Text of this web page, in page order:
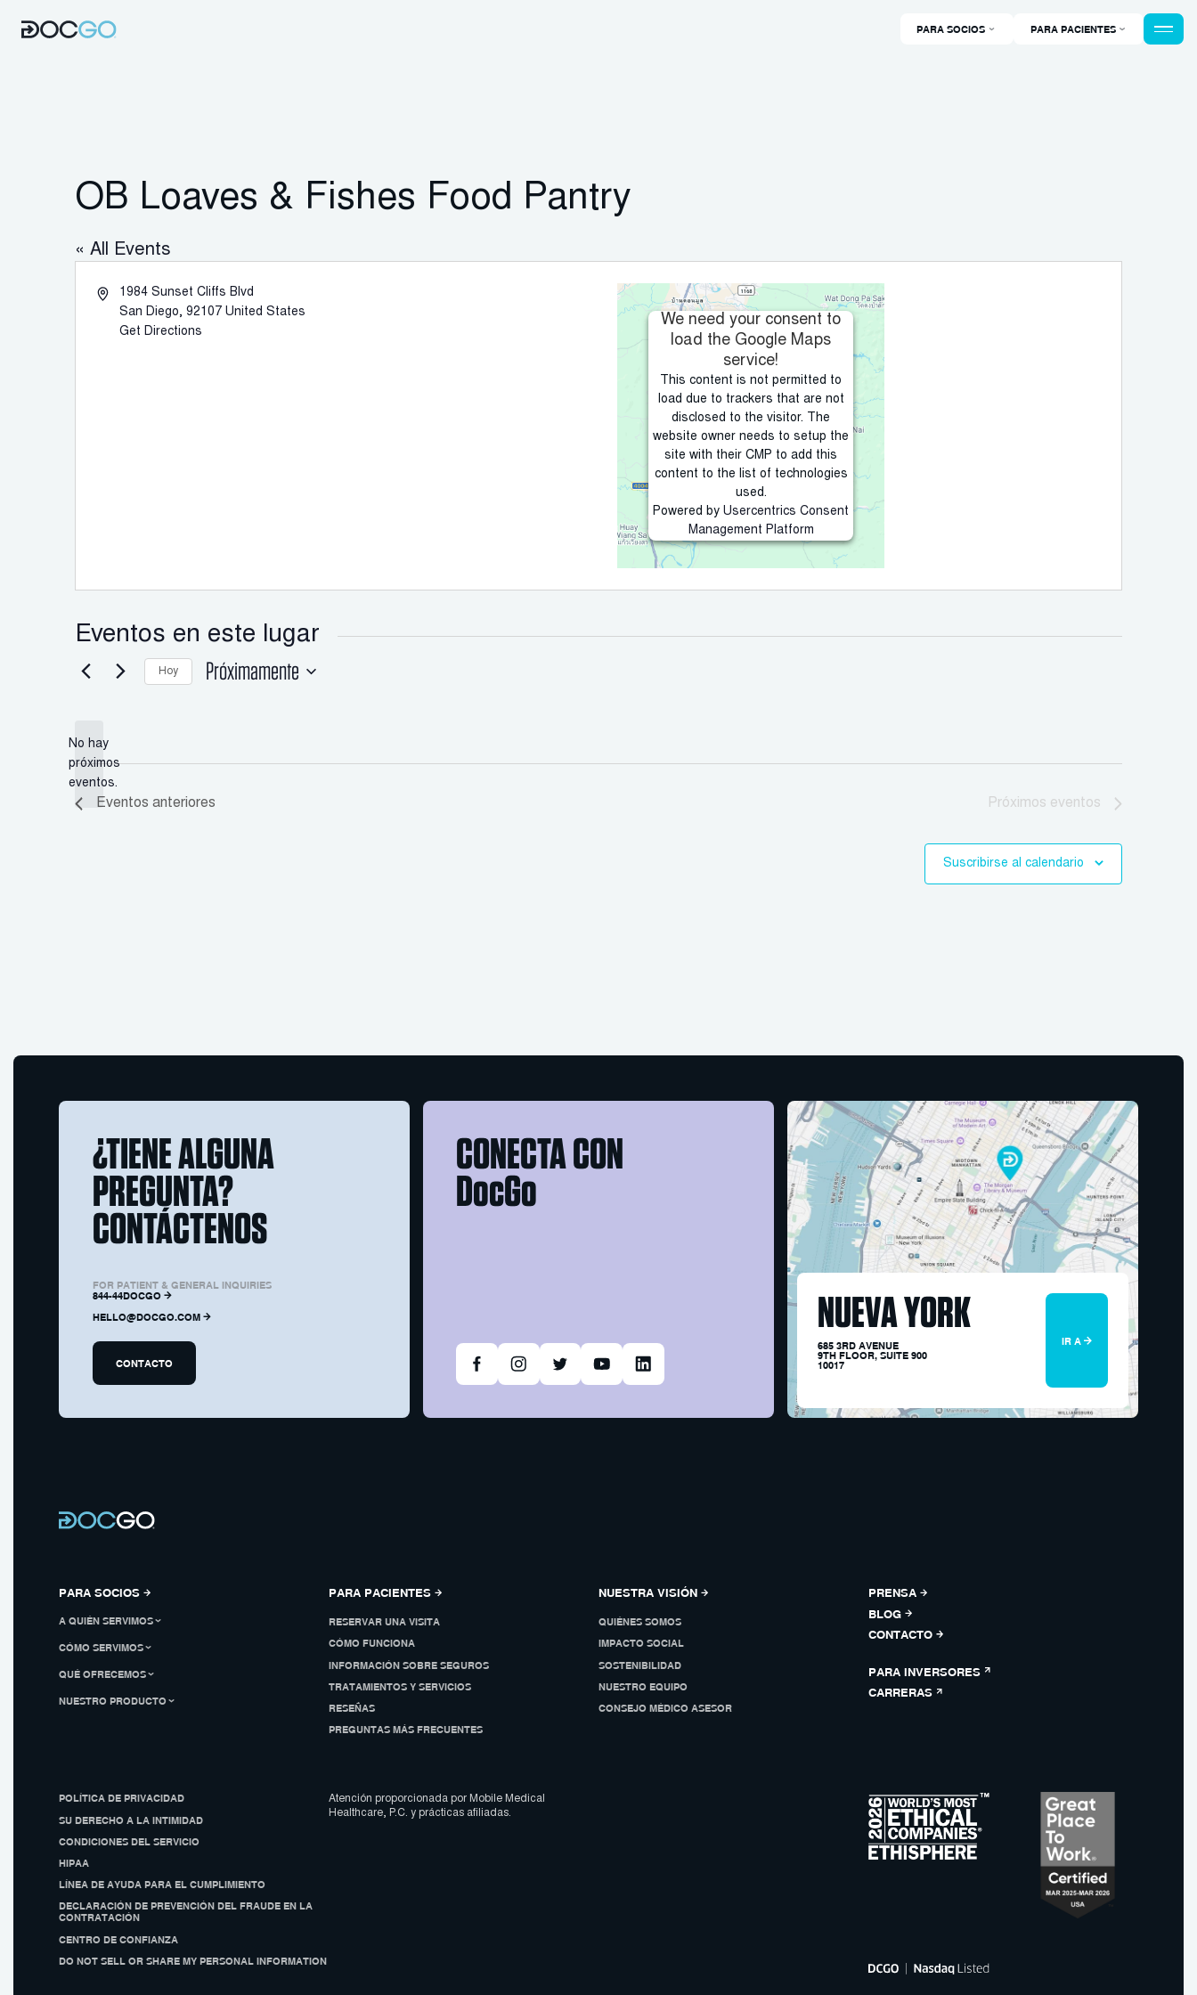
PARA SOCIOS PARA PACIENTES
OB Loaves & Fishes Food Pantry
« All Events
Dirección1984 Sunset Cliffs Blvd
San Diego, 92107 United States
Get Directions
We need your consent to
load the Google Maps
service!
This content is not permitted to
load due to trackers that are not
disclosed to the visitor. The
website owner needs to setup the
site with their CMP to add this
content to the list of technologies
used.
Powered by Usercentrics Consent
Management Platform
Eventos en este lugar
No hay
próximos
eventos.
Hoy Próximamente
Eventos anteriores Próximos eventos
Suscribirse al calendario
¿TIENE ALGUNA
PREGUNTA?
CONTÁCTENOS
FOR PATIENT & GENERAL INQUIRIES
844-44DOCGO
HELLO@DOCGO.COM
CONTACTO
CONECTA CON
DocGo
NUEVA YORK
685 3RD AVENUE
9TH FLOOR, SUITE 900
10017
IR A
PARA SOCIOS
A QUIÉN SERVIMOS
CÓMO SERVIMOS
QUÉ OFRECEMOS
NUESTRO PRODUCTO
PARA PACIENTES
RESERVAR UNA VISITA
CÓMO FUNCIONA
INFORMACIÓN SOBRE SEGUROS
TRATAMIENTOS Y SERVICIOS
RESEÑAS
PREGUNTAS MÁS FRECUENTES
NUESTRA VISIÓN
QUIÉNES SOMOS
IMPACTO SOCIAL
SOSTENIBILIDAD
NUESTRO EQUIPO
CONSEJO MÉDICO ASESOR
PRENSA
BLOG
CONTACTO
PARA INVERSORES
CARRERAS
POLÍTICA DE PRIVACIDAD
SU DERECHO A LA INTIMIDAD
CONDICIONES DEL SERVICIO
HIPAA
LÍNEA DE AYUDA PARA EL CUMPLIMIENTO
DECLARACIÓN DE PREVENCIÓN DEL FRAUDE EN LA
CONTRATACIÓN
CENTRO DE CONFIANZA
DO NOT SELL OR SHARE MY PERSONAL INFORMATION
Atención proporcionada por Mobile Medical
Healthcare, P.C. y prácticas afiliadas.